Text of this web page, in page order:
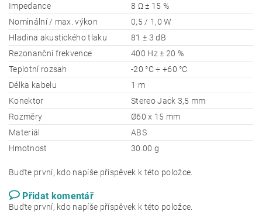
Impedance
8 Ω ± 15 %
Nominální / max. výkon
0,5 / 1,0 W
Hladina akustického tlaku
81 ± 3 dB
Rezonanční frekvence
400 Hz ± 20 %
Teplotní rozsah
-20 °C ÷ +60 °C
Délka kabelu
1 m
Konektor
Stereo Jack 3,5 mm
Rozměry
Ø60 x 15 mm
Materiál
ABS
Hmotnost
30.00 g
Buďte první, kdo napíše příspěvek k této položce.
Přidat komentář
Buďte první, kdo napíše příspěvek k této položce.